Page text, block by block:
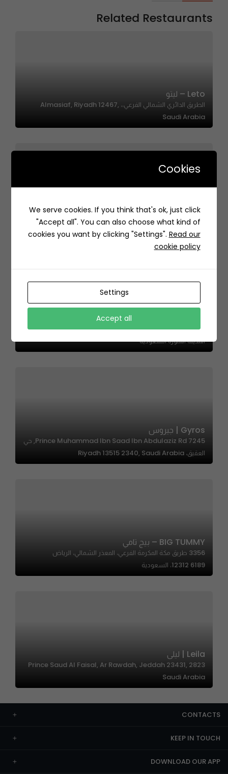
Related Restaurants
Leto – ليتو
الطريق الدائري الشمالي الفرعي،، Almasiaf, Riyadh 12467,
Saudi Arabia
Flowers Yard | باحة الورد
Medina Saudi Arabia
Trieste | تريستي
المدينة المنورة السعودية
Gyros | جيروس
7245 Prince Muhammad Ibn Saad Ibn Abdulaziz Rd, حي
العقيق، Riyadh 13515 2340, Saudi Arabia
BIG TUMMY – بيج تامي
3356 طريق مكة المكرمة الفرعي، المعذر الشمالي، الرياض
12312 6189، السعودية
Leila | ليلى
2823 Prince Saud Al Faisal, Ar Rawdah, Jeddah 23431,
Saudi Arabia
CONTACTS
KEEP IN TOUCH
DOWNLOAD OUR APP
Cookies
We serve cookies. If you think that's ok, just click
"Accept all". You can also choose what kind of
cookies you want by clicking "Settings". Read our
cookie policy
Settings
Accept all